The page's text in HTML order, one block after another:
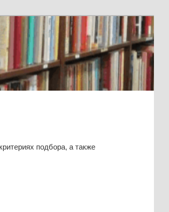
подбора, а также